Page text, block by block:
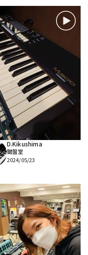
D.Kikushima
鍵盤堂
2024/05/23